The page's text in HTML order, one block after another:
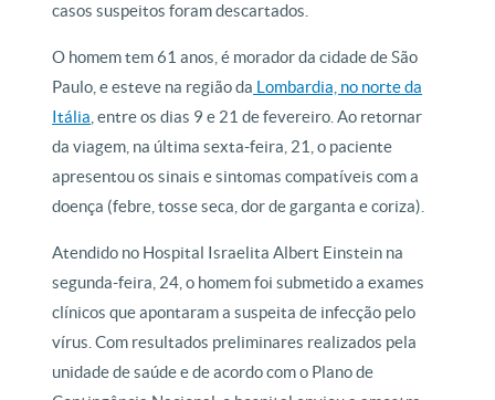
casos suspeitos foram descartados.
O homem tem 61 anos, é morador da cidade de São
Paulo, e esteve na região da Lombardia, no norte da
Itália , entre os dias 9 e 21 de fevereiro. Ao retornar
da viagem, na última sexta-feira, 21, o paciente
apresentou os sinais e sintomas compatíveis com a
doença (febre, tosse seca, dor de garganta e coriza).
Atendido no Hospital Israelita Albert Einstein na
segunda-feira, 24, o homem foi submetido a exames
clínicos que apontaram a suspeita de infecção pelo
vírus. Com resultados preliminares realizados pela
unidade de saúde e de acordo com o Plano de